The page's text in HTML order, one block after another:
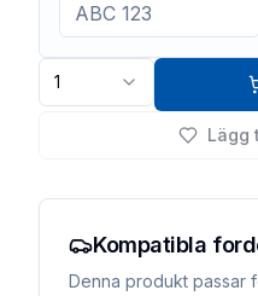
1
Lägg
Kompatibla
Denna produkt passar